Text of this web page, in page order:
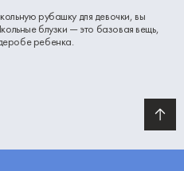
рубашку для девочки, вы
блузки — это базовая вещь,
ребенка.